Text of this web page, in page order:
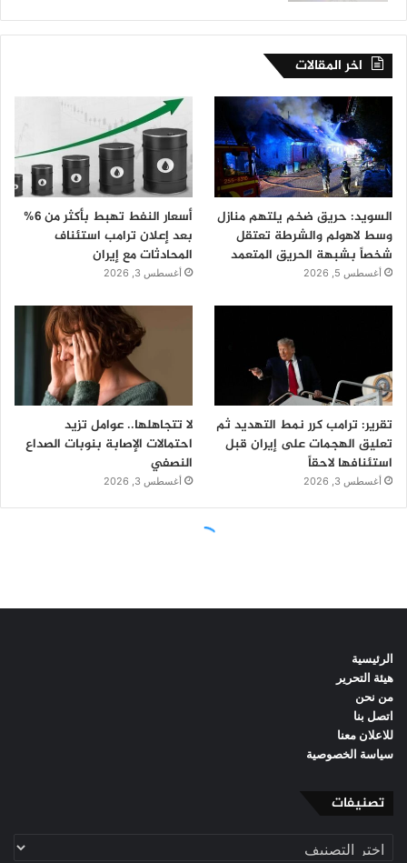
الرئيسية
هيئة التحرير
من نحن
اتصل بنا
للاعلان معنا
سياسة الخصوصية
تصنيفات
تصنيفات